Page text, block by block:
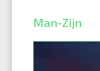
Man-Zijn